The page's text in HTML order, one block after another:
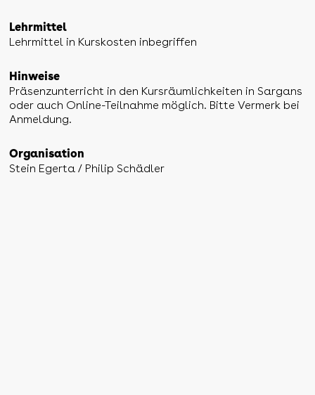
Lehrmittel
Lehrmittel in Kurskosten inbegriffen
Hinweise
Präsenzunterricht in den Kursräumlichkeiten in Sargans
oder auch Online-Teilnahme möglich. Bitte Vermerk bei
Anmeldung.
Organisation
Stein Egerta / Philip Schädler